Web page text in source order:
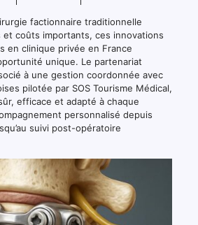
factionnaire traditionnelle
et coûts importants, ces innovations
en clinique privée en France
unique. Le partenariat
à une gestion coordonnée avec
pilotée par SOS Tourisme Médical,
efficace et adapté à chaque
personnalisé depuis
suivi post-opératoire